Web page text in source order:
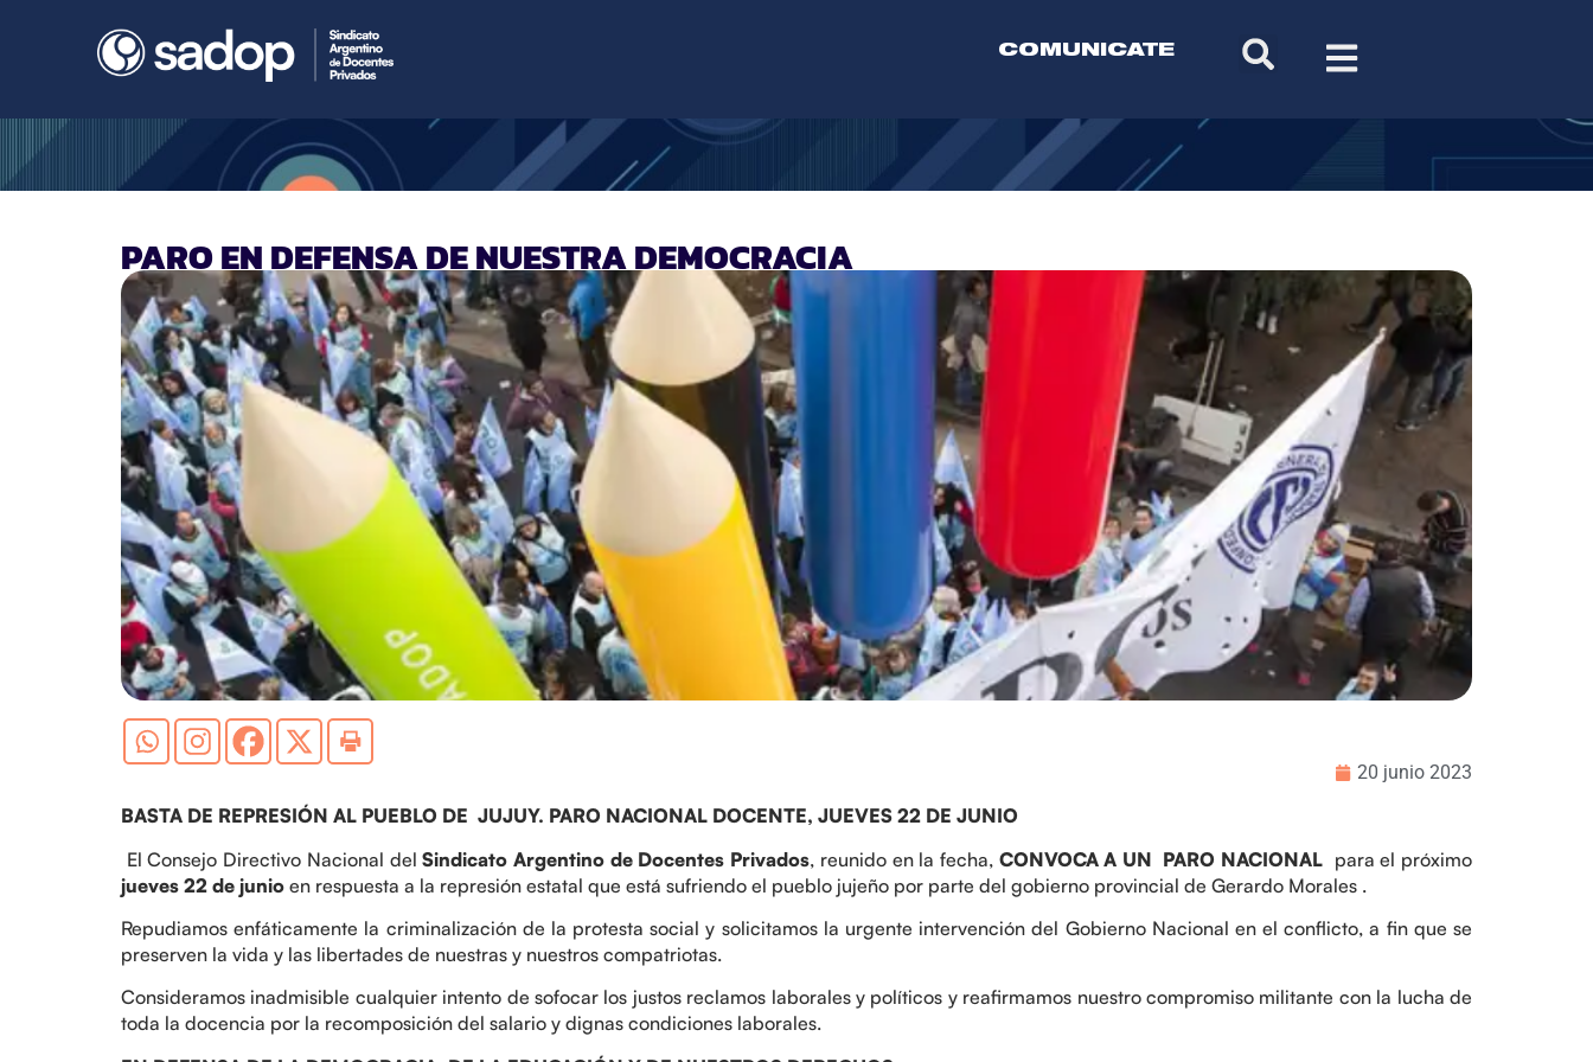
COMUNICATE
PARO EN DEFENSA DE NUESTRA DEMOCRACIA
20 junio 2023
BASTA DE REPRESIÓN AL PUEBLO DE JUJUY. PARO NACIONAL DOCENTE, JUEVES 22 DE JUNIO
El Consejo Directivo Nacional delSindicato Argentino de Docentes Privados, reunido en la fecha, CONVOCA A UN PARO NACIONAL para el próximo
jueves 22 de junio en respuesta a la represión estatal que está sufriendo el pueblo jujeño por parte del gobierno provincial de Gerardo Morales .
Repudiamos enfáticamente la criminalización de la protesta social y solicitamos la urgente intervención del Gobierno Nacional en el conflicto, a fin que se
preserven la vida y las libertades de nuestras y nuestros compatriotas.
Consideramos inadmisible cualquier intento de sofocar los justos reclamos laborales y políticos y reafirmamos nuestro compromiso militante con la lucha de
toda la docencia por la recomposición del salario y dignas condiciones laborales.